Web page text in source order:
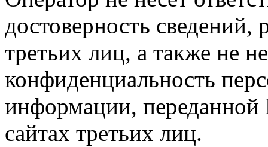
достоверность
третьих лиц, а также не
конфиденциальность
информации, переданной
сайтах третьих лиц.